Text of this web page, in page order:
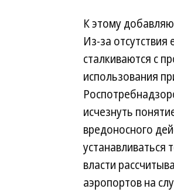
К этому
Из-за
сталкиваются с
использования
исчезнуть
вредоносного
власти
аэропортов на